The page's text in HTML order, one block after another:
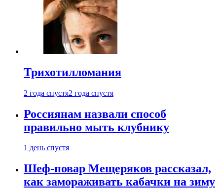
Трихотилломания
2 года спустя2 года спустя
Россиянам назвали способ
правильно мыть клубнику
1 день спустя
Шеф-повар Мещеряков рассказал,
как замораживать кабачки на зиму